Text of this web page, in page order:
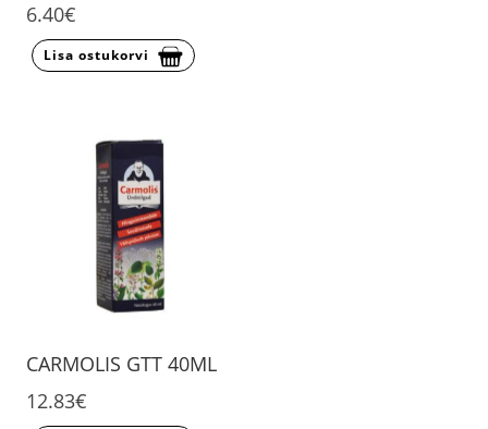
6.40€
Lisa ostukorvi
CARMOLIS GTT 40ML
12.83€